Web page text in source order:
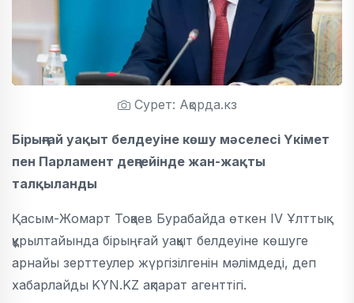
Сурет: Ақорда.кз
Бірыңғай уақыт белдеуіне көшу мәселесі Үкімет
пен Парламент деңгейінде жан-жақты
талқыланды
Қасым-Жомарт Тоқаев Бурабайда өткен IV Ұлттық
құрылтайында бірыңғай уақыт белдеуіне көшуге
арнайы зерттеулер жүргізілгенін мәлімдеді, деп
хабарлайды KYN.KZ ақпарат агенттігі.